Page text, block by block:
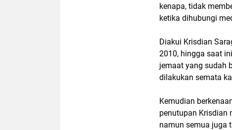
kenapa, tidak
ketika dihubungi
Diakui Krisdian
2010, hingga saat
jemaat yang sudah
dilakukan semata
Kemudian
penutupan Krisdian
namun semua juga